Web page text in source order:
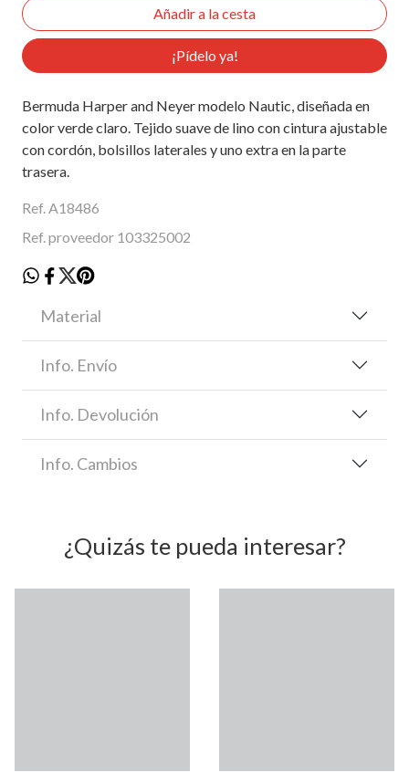
¡Pídelo ya!
Bermuda Harper and Neyer modelo Nautic, diseñada en
color verde claro. Tejido suave de lino con cintura ajustable
con cordón, bolsillos laterales y uno extra en la parte
trasera.
Ref. A18486
Ref. proveedor 103325002
Material
Info. Envío
Info. Devolución
Info. Cambios
¿Quizás te pueda interesar?